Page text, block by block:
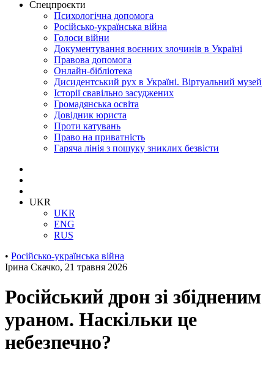
Спецпроєкти
Психологічна допомога
Російсько-українська війна
Голоси війни
Документування воєнних злочинів в Україні
Правова допомога
Онлайн-бібліотека
Дисидентський рух в Україні. Віртуальний музей
Історії свавільно засуджених
Громадянська освіта
Довідник юриста
Проти катувань
Право на приватність
Гаряча лінія з пошуку зниклих безвісти
UKR
UKR
ENG
RUS
• Російсько-українська війна
Ірина Скачко, 21 травня 2026
Російський дрон зі збідненим
ураном. Наскільки це
небезпечно?